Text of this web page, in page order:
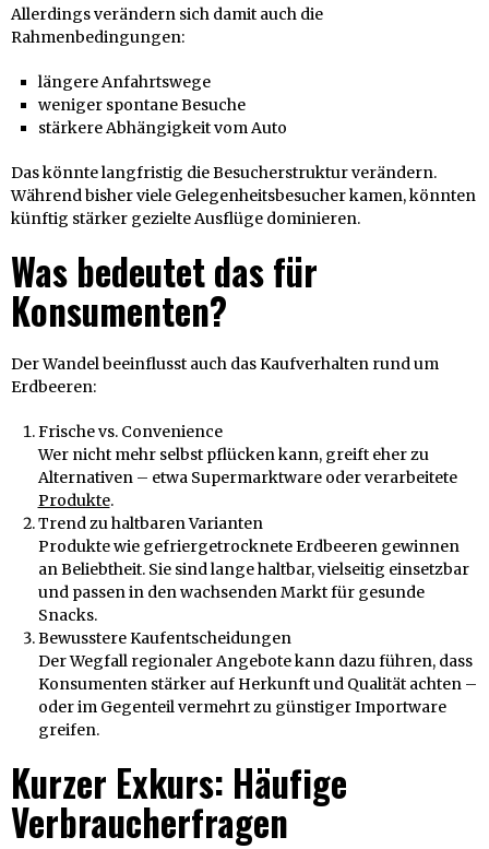
Allerdings verändern sich damit auch die
Rahmenbedingungen:
längere Anfahrtswege
weniger spontane Besuche
stärkere Abhängigkeit vom Auto
Das könnte langfristig die Besucherstruktur verändern.
Während bisher viele Gelegenheitsbesucher kamen, könnten
künftig stärker gezielte Ausflüge dominieren.
Was bedeutet das für
Konsumenten?
Der Wandel beeinflusst auch das Kaufverhalten rund um
Erdbeeren:
Frische vs. Convenience
Wer nicht mehr selbst pflücken kann, greift eher zu
Alternativen – etwa Supermarktware oder verarbeitete
Produkte.
Trend zu haltbaren Varianten
Produkte wie gefriergetrocknete Erdbeeren gewinnen
an Beliebtheit. Sie sind lange haltbar, vielseitig einsetzbar
und passen in den wachsenden Markt für gesunde
Snacks.
Bewusstere Kaufentscheidungen
Der Wegfall regionaler Angebote kann dazu führen, dass
Konsumenten stärker auf Herkunft und Qualität achten –
oder im Gegenteil vermehrt zu günstiger Importware
greifen.
Kurzer Exkurs: Häufige
Verbraucherfragen